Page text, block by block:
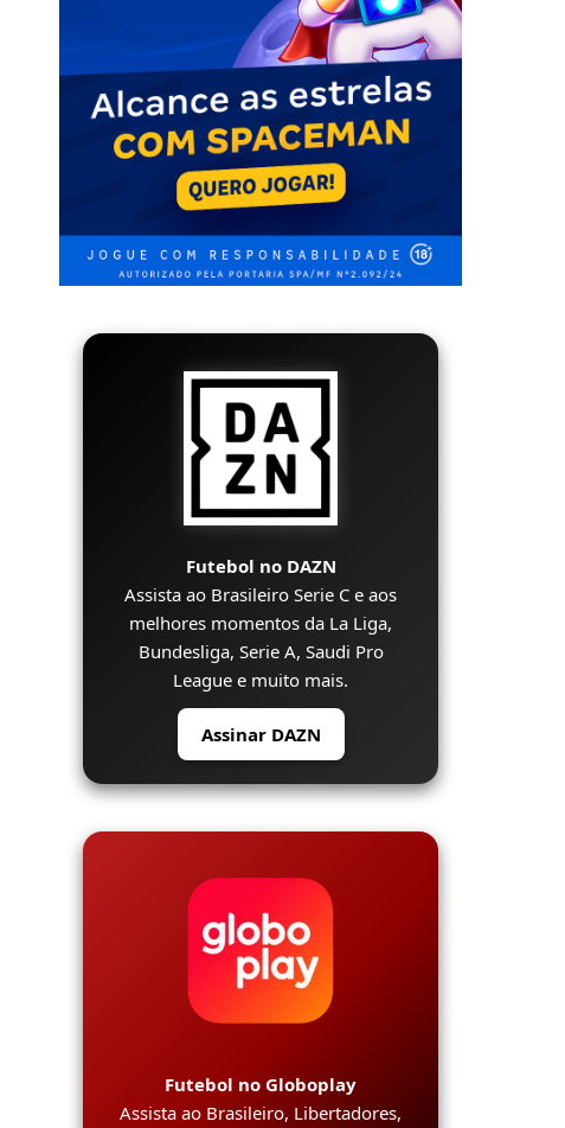
Futebol no DAZN
Assista ao Brasileiro Serie C e aos
melhores momentos da La Liga,
Bundesliga, Serie A, Saudi Pro
League e muito mais.
Assinar DAZN
Futebol no Globoplay
Assista ao Brasileiro, Libertadores,